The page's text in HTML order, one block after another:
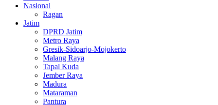
Nasional
Ragan
Jatim
DPRD Jatim
Metro Raya
Gresik-Sidoarjo-Mojokerto
Malang Raya
Tapal Kuda
Jember Raya
Madura
Mataraman
Pantura